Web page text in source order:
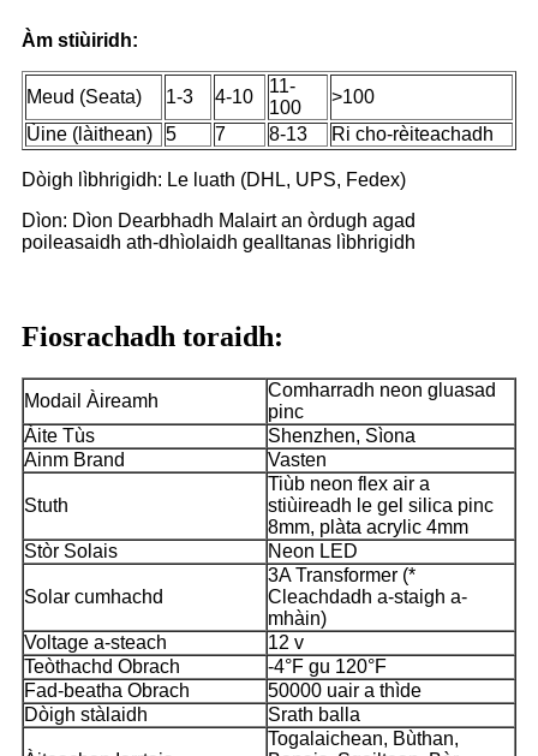
Àm stiùiridh:
Meud (Seata) 1-3 4-10
11-
100
>100
Ùine (làithean)
5 7 8-13 Ri cho-rèiteachadh
Dòigh lìbhrigidh: Le luath (DHL, UPS, Fedex)
Dìon: Dìon Dearbhadh Malairt an òrdugh agad
poileasaidh ath-dhìolaidh gealltanas lìbhrigidh
Fiosrachadh toraidh:
Modail Àireamh
Comharradh neon gluasad
pinc
Àite Tùs
Shenzhen, Sìona
Ainm Brand
Vasten
Stuth
Tiùb neon flex air a
stiùireadh le gel silica pinc
8mm, plàta acrylic 4mm
Stòr Solais
Neon LED
Solar cumhachd
3A Transformer (*
Cleachdadh a-staigh a-
mhàin)
Voltage a-steach
12 v
Teòthachd Obrach
-4°F gu 120°F
Fad-beatha Obrach
50000 uair a thìde
Dòigh stàlaidh
Srath balla
Togalaichean, Bùthan,